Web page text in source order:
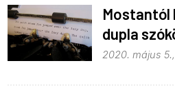
Mostantól
dupla
2020. május